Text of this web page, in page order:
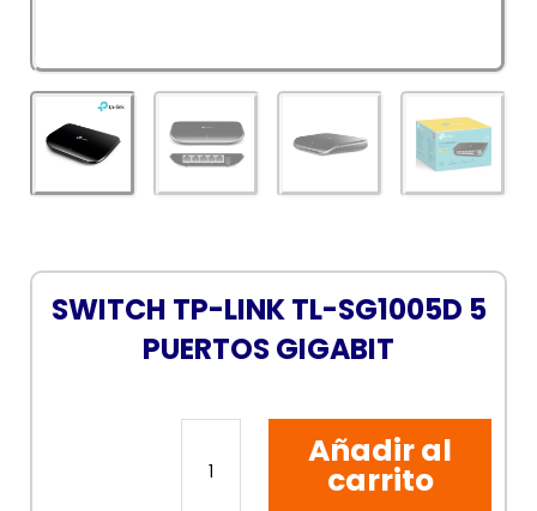
SWITCH TP-LINK TL-SG1005D 5
PUERTOS GIGABIT
SWITCH
LINK
Añadir al
carrito